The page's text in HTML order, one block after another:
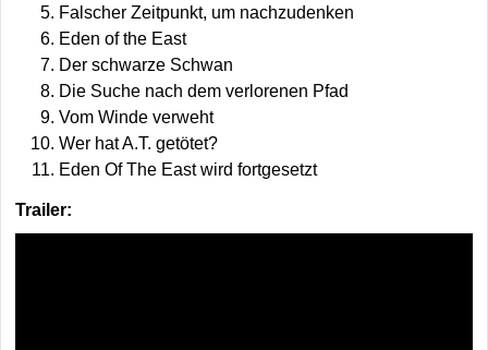
Falscher Zeitpunkt, um nachzudenken
Eden of the East
Der schwarze Schwan
Die Suche nach dem verlorenen Pfad
Vom Winde verweht
Wer hat A.T. getötet?
Eden Of The East wird fortgesetzt
Trailer: